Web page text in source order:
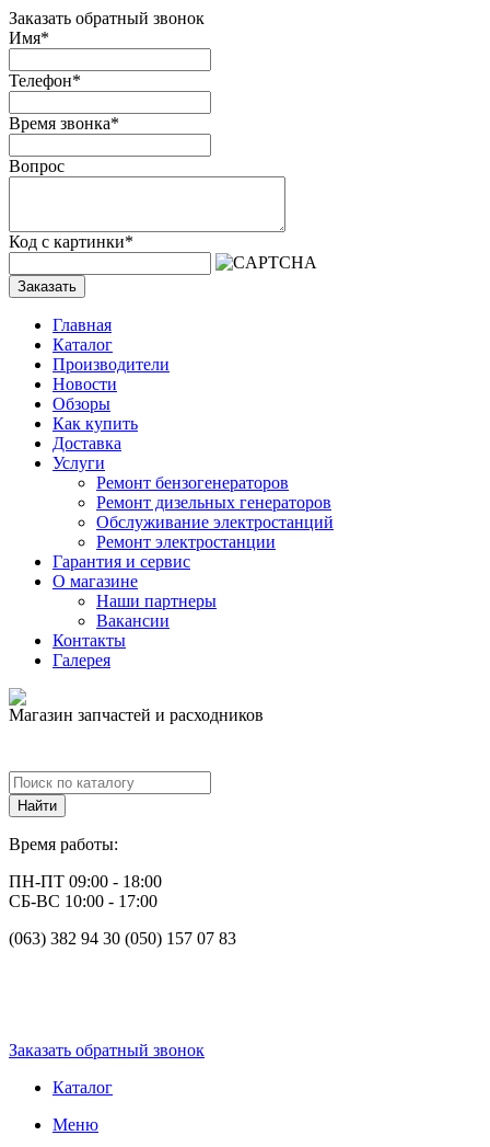
Заказать обратный звонок
Имя*
Телефон*
Время звонка*
Вопрос
Код с картинки*
Заказать
Главная
Каталог
Производители
Новости
Обзоры
Как купить
Доставка
Услуги
Ремонт бензогенераторов
Ремонт дизельных генераторов
Обслуживание электростанций
Ремонт электростанции
Гарантия и сервис
О магазине
Наши партнеры
Вакансии
Контакты
Галерея
Магазин запчастей и расходников
Время работы:
ПН-ПТ 09:00 - 18:00
СБ-ВС 10:00 - 17:00
(063) 382 94 30 (050) 157 07 83
Заказать обратный звонок
Каталог
Меню